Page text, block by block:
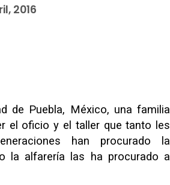
2016
de Puebla, México, una familia
el oficio y el taller que tanto les
han procurado la
la alfarería las ha procurado a